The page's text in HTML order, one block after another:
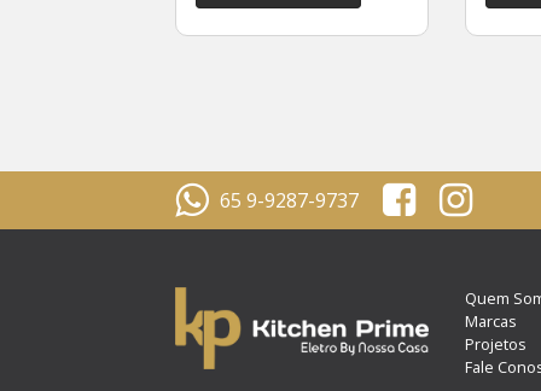
65 9-9287-9737
Quem
Marcas
Projetos
Fale